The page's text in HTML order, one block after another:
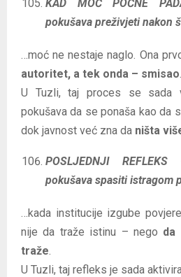
KAD MOĆ POČNE
pokušava preživjeti nakon
…moć ne nestaje naglo. Ona
autoritet, a tek onda – smisao
U Tuzli, taj proces se sada
pokušava da se ponaša kao da
dok javnost već zna da ništa
POSLJEDNJI
pokušava spasiti istragom
…kada institucije izgube
nije da traže istinu – nego da
traže
U Tuzli, taj refleks je sada